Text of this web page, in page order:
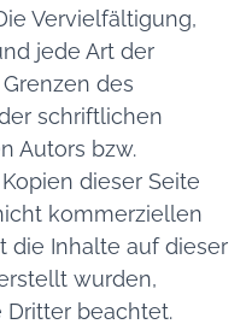
Vervielfältigung,
jede Art der
des
schriftlichen
Autors bzw.
dieser Seite
kommerziellen
die Inhalte auf dieser
wurden,
beachtet.